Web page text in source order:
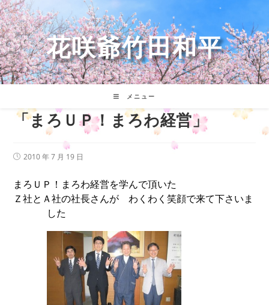
コ
ン
テ
ン
ツ
へ
ス
花咲爺竹田和平
メニュー
「まろＵＰ！まろわ経営」
投
開
日:
2010 年 7 月 19 日
まろＵＰ！まろわ経営を学んで頂いた
Ｚ社とＡ社の社長さんが わくわく笑顔で来て下さいま
した